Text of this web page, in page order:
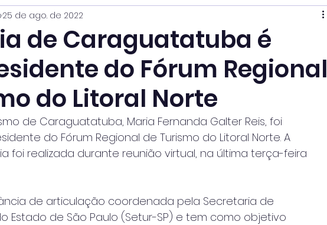
Guaratinguetá
de Caraguatatuba é
do Fórum Regional
do Litoral Norte
25 de ago. de 2022
de Caraguatatuba, Maria Fernanda Galter Reis, foi
do Fórum Regional de Turismo do Litoral Norte. A
foi realizada durante reunião virtual, na última terça-feira
de articulação coordenada pela Secretaria de
Estado de São Paulo (Setur-SP) e tem como objetivo